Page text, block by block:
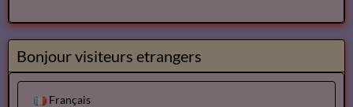
Bonjour visiteurs etrangers
Français